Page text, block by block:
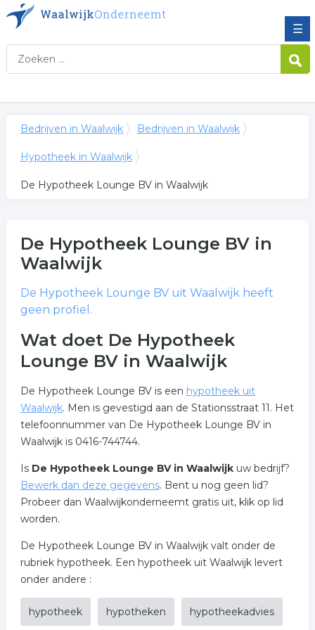
☰
Bedrijven in Waalwijk Bedrijven in Waalwijk
Hypotheek in Waalwijk
De Hypotheek Lounge BV in Waalwijk
De Hypotheek Lounge BVin
Waalwijk
De Hypotheek Lounge BVuit Waalwijk heeft
geen profiel.
Wat doet De Hypotheek
Lounge BV in Waalwijk
De Hypotheek Lounge BV is een hypotheek uit
Waalwijk. Men is gevestigd aan de Stationsstraat 11. Het
telefoonnummer van De Hypotheek Lounge BV in
Waalwijk is 0416-744744.
Is De Hypotheek Lounge BV in Waalwijkuw bedrijf?
Bewerk dan deze gegevens. Bent u nog geen lid?
Probeer dan Waalwijkonderneemt gratis uit, klik op lid
worden.
De Hypotheek Lounge BV in Waalwijk valt onder de
rubriek hypotheek. Een hypotheek uit Waalwijk levert
onder andere :
hypotheek hypotheken hypotheekadvies